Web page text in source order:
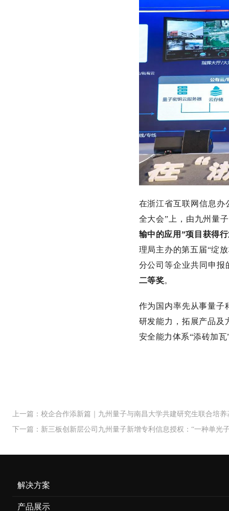
在浙江省互联网信息办
全大会”上，由九州量
输中的应用”项目获得
理局主办的第五届“绽
分公司等企业共同申报
二等奖。
作为国内率先从事量子
研发能力，拓展产品及
安全能力体系“添砖加瓦
上一篇：校企合作添新篇｜九州量子与南昌大学共建研究生联合培养
下一篇：新三板创新层公司九州量子新增专利信息授权：“一种单光
解决方案
产品展示